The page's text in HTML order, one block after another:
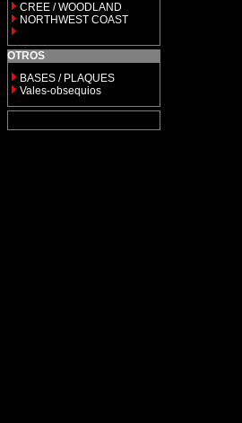
CREE / WOODLAND
NORTHWEST COAST
OTROS
BASES / PLAQUES
Vales-obsequios